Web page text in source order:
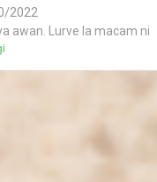
2022
awan. Lurve la macam ni